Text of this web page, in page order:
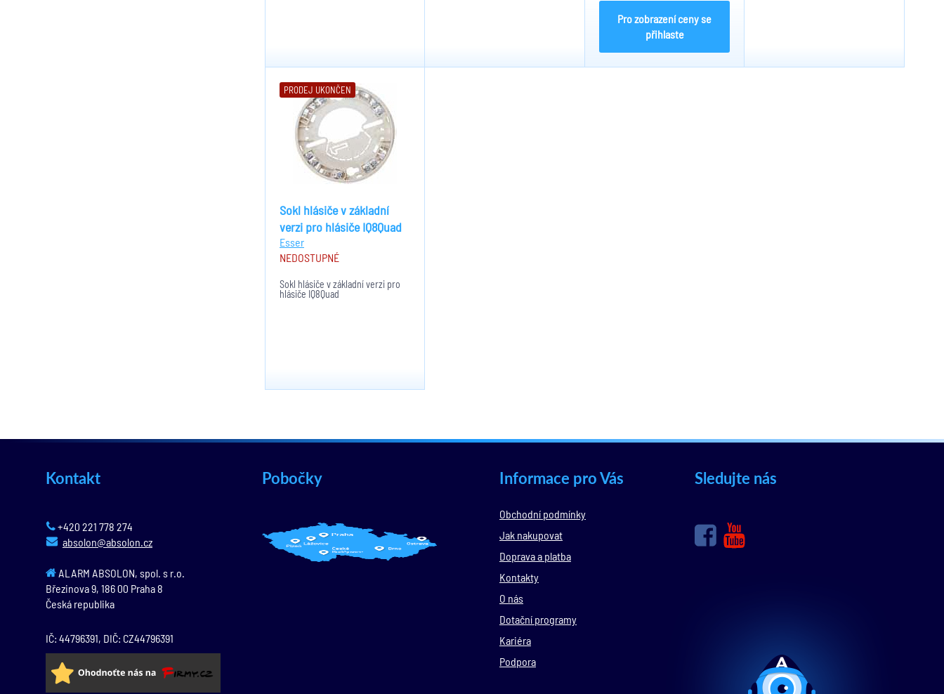
Pro zobrazení ceny se
přihlaste
PRODEJ UKONČEN
Sokl hlásiče v základní
verzi pro hlásiče IQ8Quad
Esser
NEDOSTUPNÉ
Sokl hlásiče v základní verzi pro
hlásiče IQ8Quad
Kontakt
+420 221 778 274
absolon@absolon.cz
ALARM ABSOLON, spol. s r.o.
Březinova 9, 186 00 Praha 8
Česká republika
IČ: 44796391, DIČ: CZ44796391
Pobočky Informace pro Vás
Obchodní podmínky
Jak nakupovat
Doprava a platba
Kontakty
O nás
Dotační programy
Kariéra
Podpora
Sledujte nás